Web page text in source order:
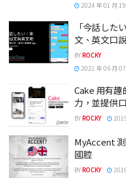
2024 年 01 月
「今話した
文、英文口
BY ROCKY
2021 年 06 月
Cake 用有
力，並提供
BY ROCKY
MyAccent
國腔
BY ROCKY